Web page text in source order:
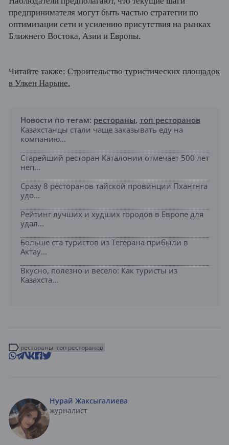
предпринимателя могут быть частью стратегии по
оптимизации сети и усилению присутствия на рынках
Ближнего Востока, Азии и Европы.
Читайте также: Строительство туристических площадок
в Улкен Нарыне.
Новости по тегам: рестораны, топ ресторанов
Казахстанцы стали чаще заказывать еду на
компанию...
Старейший ресторан Каталонии отмечает 500 лет
неп...
Сразу 8 ресторанов тайской провинции Пхангнга
удо...
Рейтинг лучших и худших городов в Европе для
удал...
Больше ста туристов из Тегерана прибыли в
Актау...
Вкусно, полезно и весело: Как туристы из
Казахста...
рестораны топ ресторанов
Нурай Жаксыгалиева
журналист